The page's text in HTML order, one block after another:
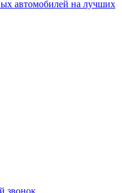
автомобилей на лучших
звонок